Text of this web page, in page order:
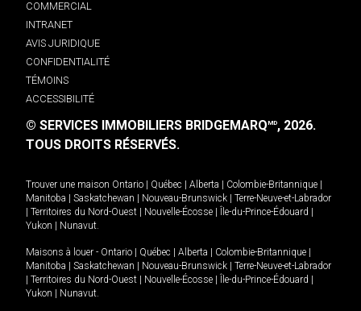
COMMERCIAL
INTRANET
AVIS JURIDIQUE
CONFIDENTIALITÉ
TÉMOINS
ACCESSIBILITÉ
© SERVICES IMMOBILIERS BRIDGEMARQMD, 2026.
TOUS DROITS RÉSERVÉS.
Trouver une maison Ontario Québec Alberta Colombie-Britannique
Manitoba
Saskatchewan Nouveau-Brunswick
Terre-Neuve-et-Labrador
Territoires du Nord-Ouest Nouvelle-Écosse Île-du-Prince-Édouard
Yukon
Nunavut.
Maisons à louer - Ontario Québec Alberta Colombie-Britannique
Manitoba
Saskatchewan Nouveau-Brunswick
Terre-Neuve-et-Labrador
Territoires du Nord-Ouest Nouvelle-Écosse Île-du-Prince-Édouard
Yukon
Nunavut.